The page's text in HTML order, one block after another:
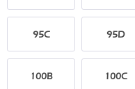
95C 95D
100B 100C